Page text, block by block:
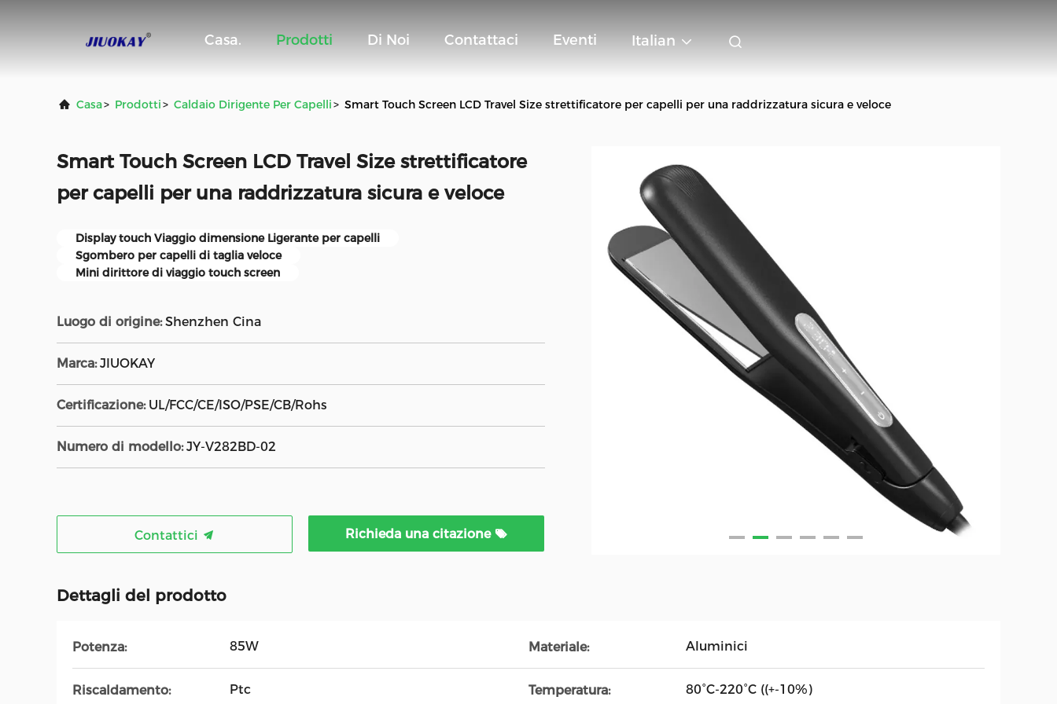
Casa. Prodotti Di Noi Contattaci Eventi Italian
Casa> Prodotti> Caldaio Dirigente Per Capelli> Smart Touch Screen LCD Travel Size strettificatore per capelli per una raddrizzatura sicura e veloce
Smart Touch Screen LCD Travel Size strettificatore
per capelli per una raddrizzatura sicura e veloce
Display touch Viaggio dimensione Ligerante per capelli
Sgombero per capelli di taglia veloce
Mini dirittore di viaggio touch screen
Luogo di origine: Shenzhen Cina
Marca: JIUOKAY
Certificazione: UL/FCC/CE/ISO/PSE/CB/Rohs
Numero di modello: JY-V282BD-02
Contattici Richieda una citazione
Dettagli del prodotto
Potenza: 85W Materiale: Aluminici
Riscaldamento: Ptc Temperatura: 80°C-220°C ((+-10%)